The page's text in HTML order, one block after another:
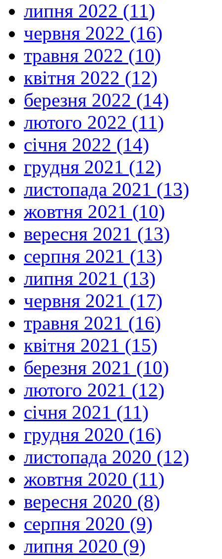
липня 2022 (11)
червня 2022 (16)
травня 2022 (10)
квітня 2022 (12)
березня 2022 (14)
лютого 2022 (11)
січня 2022 (14)
грудня 2021 (12)
листопада 2021 (13)
жовтня 2021 (10)
вересня 2021 (13)
серпня 2021 (13)
липня 2021 (13)
червня 2021 (17)
травня 2021 (16)
квітня 2021 (15)
березня 2021 (10)
лютого 2021 (12)
січня 2021 (11)
грудня 2020 (16)
листопада 2020 (12)
жовтня 2020 (11)
вересня 2020 (8)
серпня 2020 (9)
липня 2020 (9)